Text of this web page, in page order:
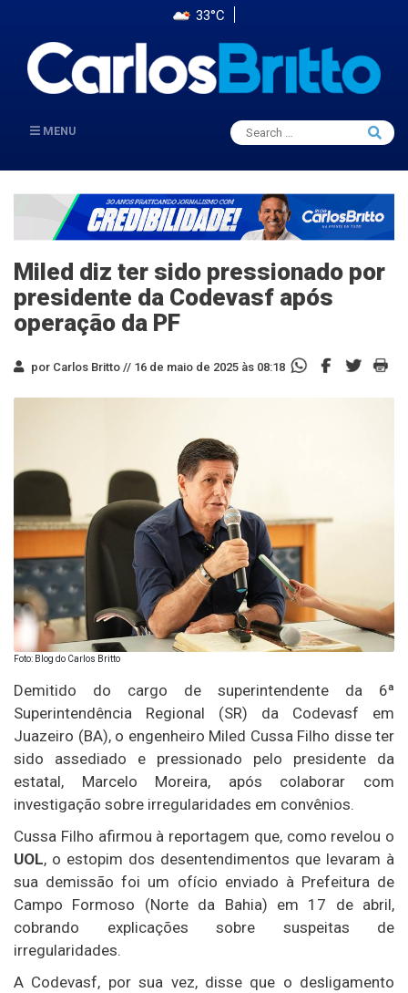
33°C
MENU
Search
for:
Search
Miled diz ter sido pressionado por
presidente da Codevasf após
operação da PF
por Carlos Britto // 16 de maio de 2025 às 08:18
Foto: Blog do Carlos Britto
Demitido do cargo de superintendente da 6ª
Superintendência Regional (SR) da Codevasf em
Juazeiro (BA), o engenheiro Miled Cussa Filho disse ter
sido assediado e pressionado pelo presidente da
estatal, Marcelo Moreira, após colaborar com
investigação sobre irregularidades em convênios.
Cussa Filho afirmou à reportagem que, como revelou o
UOL, o estopim dos desentendimentos que levaram à
sua demissão foi um ofício enviado à Prefeitura de
Campo Formoso (Norte da Bahia) em 17 de abril,
cobrando explicações sobre suspeitas de
irregularidades.
A Codevasf, por sua vez, disse que o desligamento